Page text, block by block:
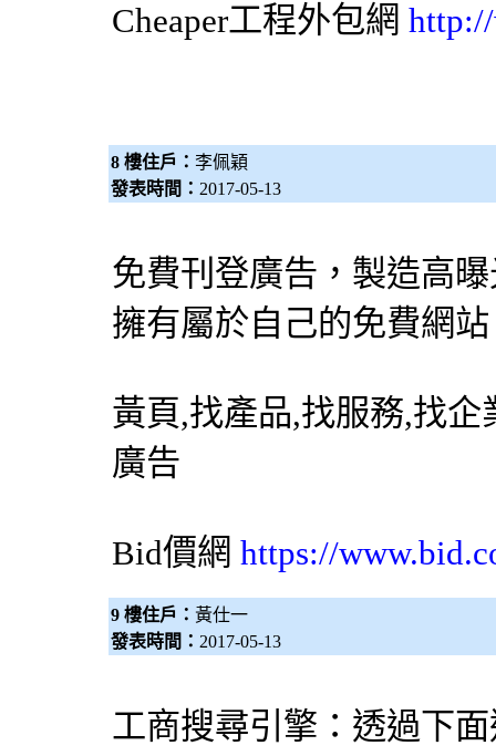
Cheaper工程外包網
8 樓住戶： 李佩穎
發表時間： 2017-05-13
免費刊登廣告，製造高
擁有屬於自己的免費網
黃頁,找產品,找服務,找
廣告
Bid價網 https://
9 樓住戶： 黃仕一
發表時間： 2017-05-13
工商搜尋引擎 ：透過下